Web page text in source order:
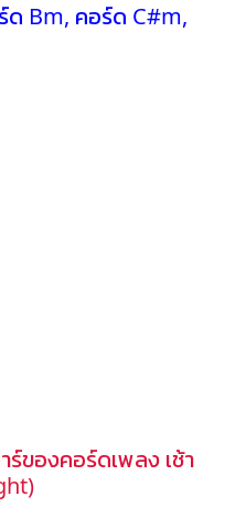
ด Bm, คอร์ด C#m,
ของคอร์ดเพลง เช้า